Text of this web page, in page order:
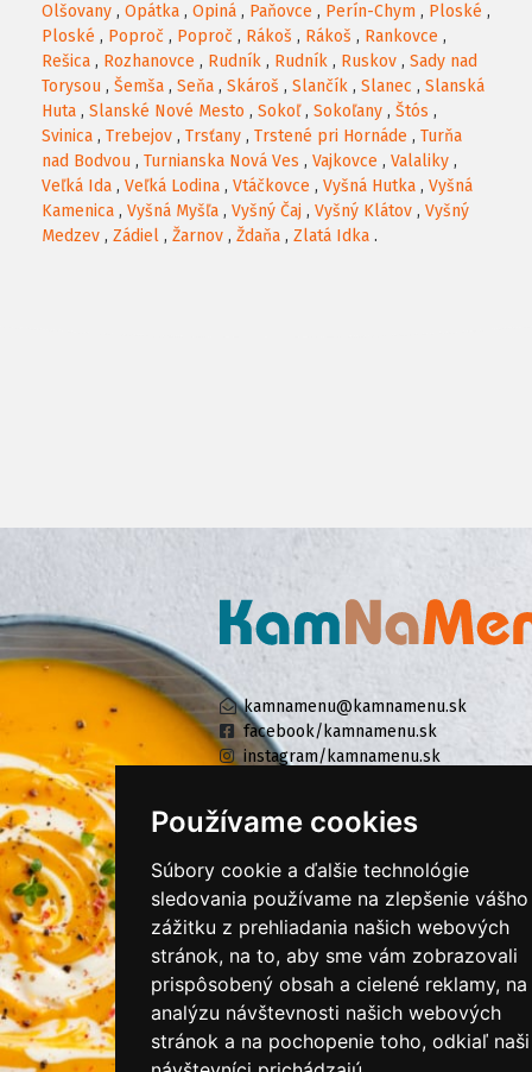
Používame cookies
Súbory cookie a ďalšie technológie
sledovania používame na zlepšenie vášho
zážitku z prehliadania našich webových
stránok, na to, aby sme vám zobrazovali
prispôsobený obsah a cielené reklamy, na
analýzu návštevnosti našich webových
stránok a na pochopenie toho, odkiaľ naši
Olšovany , Opátka , Opiná , Paňovce , Perín-Chym , Ploské ,
Ploské , Poproč , Poproč , Rákoš , Rákoš , Rankovce ,
Rešica , Rozhanovce , Rudník , Rudník , Ruskov , Sady nad
Torysou , Šemša , Seňa , Skároš , Slančík , Slanec , Slanská
Huta , Slanské Nové Mesto , Sokoľ, Sokoľany , Štós ,
Svinica , Trebejov , Trsťany , Trstené pri Hornáde , Turňa
nad Bodvou , Turnianska Nová Ves , Vajkovce , Valaliky ,
Veľká Ida , Veľká Lodina , Vtáčkovce , Vyšná Hutka , Vyšná
Kamenica , Vyšná Myšľa , Vyšný Čaj , Vyšný Klátov , Vyšný
Medzev , Zádiel , Žarnov , Ždaňa , Zlatá Idka .
kamnamenu@kamnamenu.sk
facebook/kamnamenu.sk
instagram/kamnamenu.sk
PRIHLÁSIŤ SA DO ZÁKAZNÍCKEJ ZÓNY
Všeobecné obchodné podmienky
Ochrana osobných údajov
Cookies